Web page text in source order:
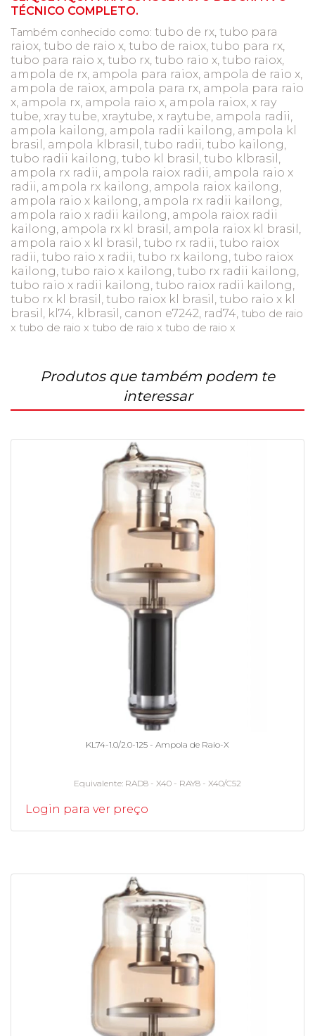
TÉCNICO COMPLETO.
Também conhecido como: tubo de rx, tubo para
raiox, tubo de raio x, tubo de raiox, tubo para rx,
tubo para raio x, tubo rx, tubo raio x, tubo raiox,
ampola de rx, ampola para raiox, ampola de raio x,
ampola de raiox, ampola para rx, ampola para raio
x, ampola rx, ampola raio x, ampola raiox, x ray
tube, xray tube, xraytube, x raytube, ampola radii,
ampola kailong, ampola radii kailong, ampola kl
brasil, ampola klbrasil, tubo radii, tubo kailong,
tubo radii kailong, tubo kl brasil, tubo klbrasil,
ampola rx radii, ampola raiox radii, ampola raio x
radii, ampola rx kailong, ampola raiox kailong,
ampola raio x kailong, ampola rx radii kailong,
ampola raio x radii kailong, ampola raiox radii
kailong, ampola rx kl brasil, ampola raiox kl brasil,
ampola raio x kl brasil, tubo rx radii, tubo raiox
radii, tubo raio x radii, tubo rx kailong, tubo raiox
kailong, tubo raio x kailong, tubo rx radii kailong,
tubo raio x radii kailong, tubo raiox radii kailong,
tubo rx kl brasil, tubo raiox kl brasil, tubo raio x kl
brasil, kl74, klbrasil, canon e7242, rad74, tubo de raio
x tubo de raio x tubo de raio x tubo de raio x
Produtos que também podem te
interessar
KL74-1.0/2.0-125 - Ampola de Raio-X
Equivalente RAD8 - X40 - RAY8 - X40/C52
Login para ver preço